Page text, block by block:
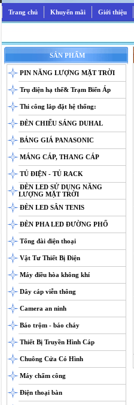
Trang chủ Khuyến mãi Giới thiệu
SẢN PHẨM
PIN NĂNG LƯỢNG MẶT TRỜI
Trụ điện hạ thế& Trạm Biến Áp
Thi công lắp đặt hệ thống:
ĐÈN CHIẾU SÁNG DUHAL
BẢNG GIÁ PANASONIC
MÁNG CÁP, THANG CÁP
TỦ ĐIỆN - TỦ RACK
ĐÈN LED SỬ DỤNG NĂNG
LƯỢNG MẶT TRỜI
ĐÈN LED SÂN TENIS
ĐÈN PHA LED ĐƯỜNG PHỐ
Tổng đài điện thoại
Vật Tư Thiết Bị Điện
Máy điều hòa không khí
Dây cáp viễn thông
Camera an ninh
Báo trộm - báo cháy
Thiết Bị Truyền Hình Cáp
Chuông Cửa Có Hình
Máy chấm công
Điện thoại bàn